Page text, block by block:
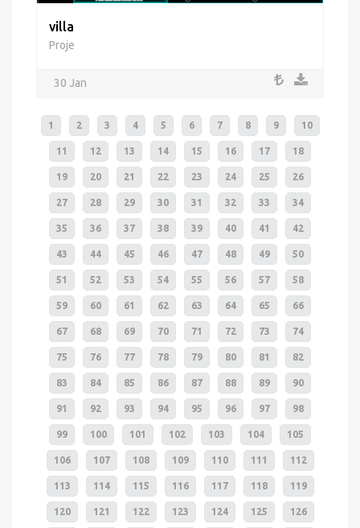
villa
Proje
30 Jan
1 2 3 4 5 6 7 8 9 10
11 12 13 14 15 16 17 18
19 20 21 22 23 24 25 26
27 28 29 30 31 32 33 34
35 36 37 38 39 40 41 42
43 44 45 46 47 48 49 50
51 52 53 54 55 56 57 58
59 60 61 62 63 64 65 66
67 68 69 70 71 72 73 74
75 76 77 78 79 80 81 82
83 84 85 86 87 88 89 90
91 92 93 94 95 96 97 98
99 100 101 102 103 104 105
106 107 108 109 110 111 112
113 114 115 116 117 118 119
120 121 122 123 124 125 126